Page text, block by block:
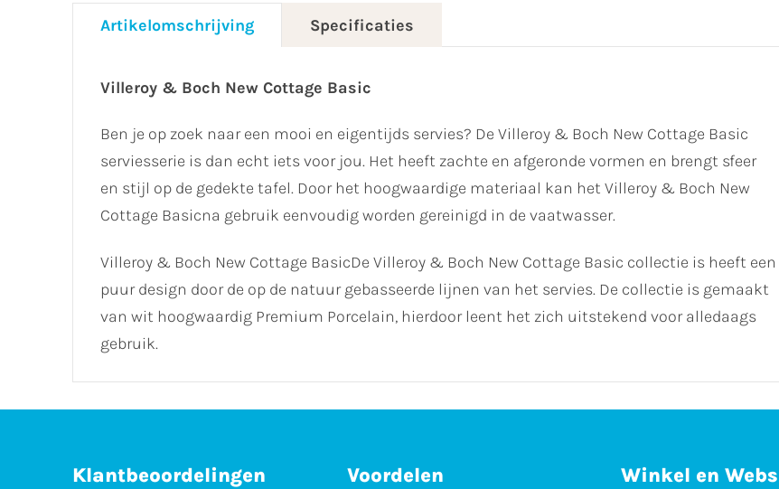
Artikelomschrijving Specificaties
Villeroy & Boch New Cottage Basic
Ben je op zoek naar een mooi en eigentijds servies? De Villeroy & Boch New Cottage Basic
serviesserie is dan echt iets voor jou. Het heeft zachte en afgeronde vormen en brengt sfeer
en stijl op de gedekte tafel. Door het hoogwaardige materiaal kan het Villeroy & Boch New
Cottage Basicna gebruik eenvoudig worden gereinigd in de vaatwasser.
Villeroy & Boch New Cottage BasicDe Villeroy & Boch New Cottage Basic collectie is heeft een
puur design door de op de natuur gebasseerde lijnen van het servies. De collectie is gemaakt
van wit hoogwaardig Premium Porcelain, hierdoor leent het zich uitstekend voor alledaags
gebruik.
Klantbeoordelingen Voordelen Winkel en